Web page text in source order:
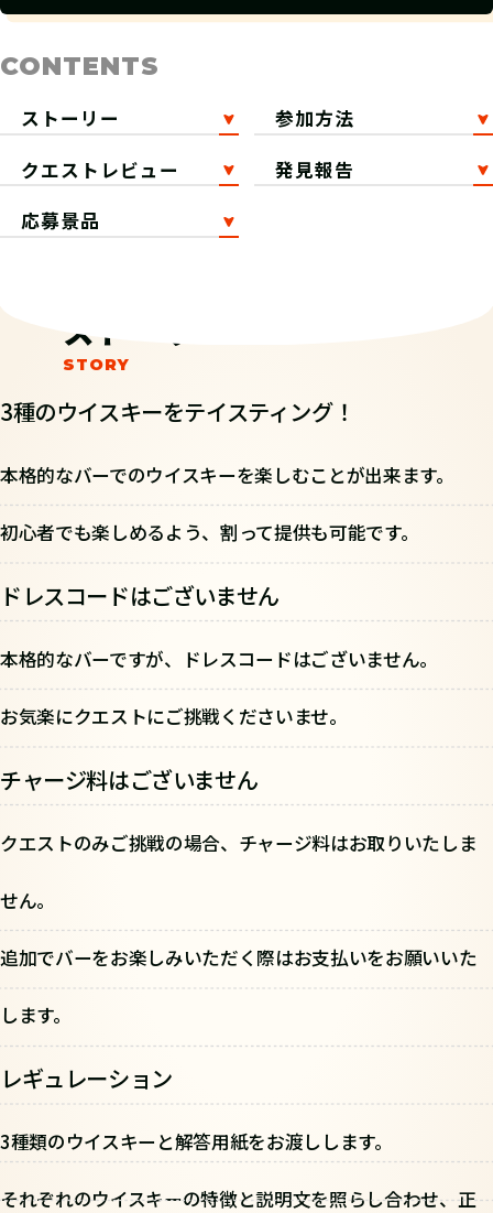
CONTENTS
ストーリー
参加方法
クエストレビュー
発見報告
応募景品
ストーリー
3種のウイスキーをテイスティング！
本格的なバーでのウイスキーを楽しむことが出来ます。
初心者でも楽しめるよう、割って提供も可能です。
ドレスコードはございません
本格的なバーですが、ドレスコードはございません。
お気楽にクエストにご挑戦くださいませ。
チャージ料はございません
クエストのみご挑戦の場合、チャージ料はお取りいたしま
せん。
追加でバーをお楽しみいただく際はお支払いをお願いいた
します。
レギュレーション
3種類のウイスキーと解答用紙をお渡しします。
それぞれのウイスキーの特徴と説明文を照らし合わせ、正